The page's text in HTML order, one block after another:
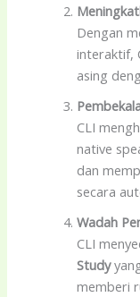
Dengan
interaktif,
asing
CLI
native
dan
secara
Wadah
CLI
Study
memberi